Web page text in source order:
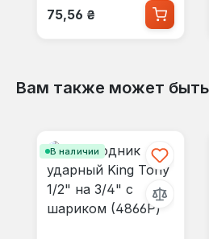
Обычная цена:
75,56 ₴
Вам также может
В наличии